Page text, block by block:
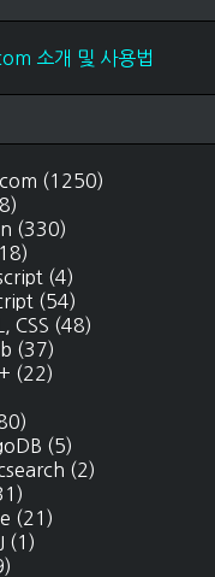
소개 및 사용법
(1250)
(330)
(4)
(54)
CSS (48)
(37)
(22)
(5)
(2)
(21)
(1)